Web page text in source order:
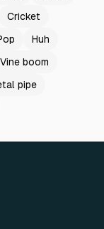
Cricket
Huh
Vine boom
pipe